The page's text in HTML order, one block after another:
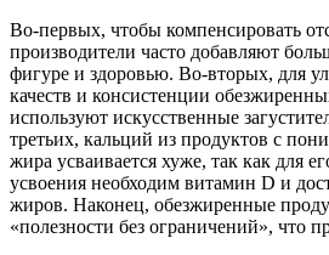
Во-первых, чтобы компенсировать
производители часто добавляют
фигуре и здоровью. Во-вторых, для
качеств и консистенции
используют искусственные
третьих, кальций из продуктов с
жира усваивается хуже, так как для
усвоения необходим витамин D и
жиров. Наконец, обезжиренные
«полезности без ограничений», что